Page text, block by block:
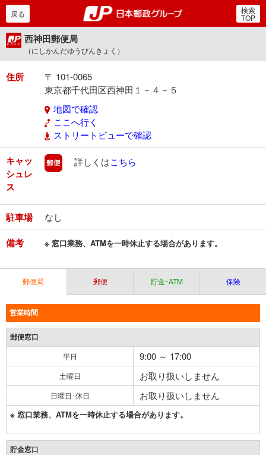
郵便局・日本郵政グルー
戻る 検索
TOP
西神田郵便局
（にしかんだゆうびんきょく）
住所
〒 101-0065
東京都千代田区西神田１－４－５
地図で確認
ここへ行く
ストリートビューで確認
キャッ
シュレ
ス
郵便
詳しくはこちら
駐車場 なし
備考 ※ 窓口業務、ATMを一時休止する場合があります。
郵便局 郵便 貯金･ATM 保険
営業時間
郵便窓口
平日 9:00 ～ 17:00
土曜日 お取り扱いしません
日曜日･休日 お取り扱いしません
※ 窓口業務、ATMを一時休止する場合があります。
貯金窓口